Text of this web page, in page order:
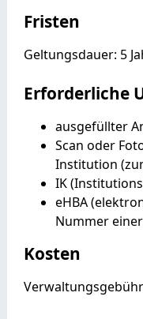
Fristen
Geltungsdauer: 5
Erforderliche
ausgefüllter
Scan oder
Institution
IK
eHBA
Nummer
Kosten